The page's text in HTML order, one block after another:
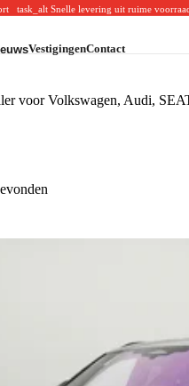
task_altSnelle levering uit ruime
VestigingenContact
voor Volkswagen, Audi,